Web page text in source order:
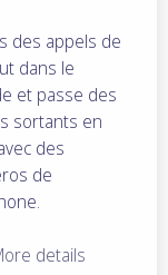
des appels de
dans le
et passe des
sortants en
des
de
details